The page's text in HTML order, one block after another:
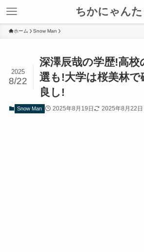
ちかにゃんた
ホーム Snow Man
深澤辰哉の学歴!高
選も!大学は桜美林で
良し!
2025
8/22
Snow Man 2025年8月19日 2025年8月22日